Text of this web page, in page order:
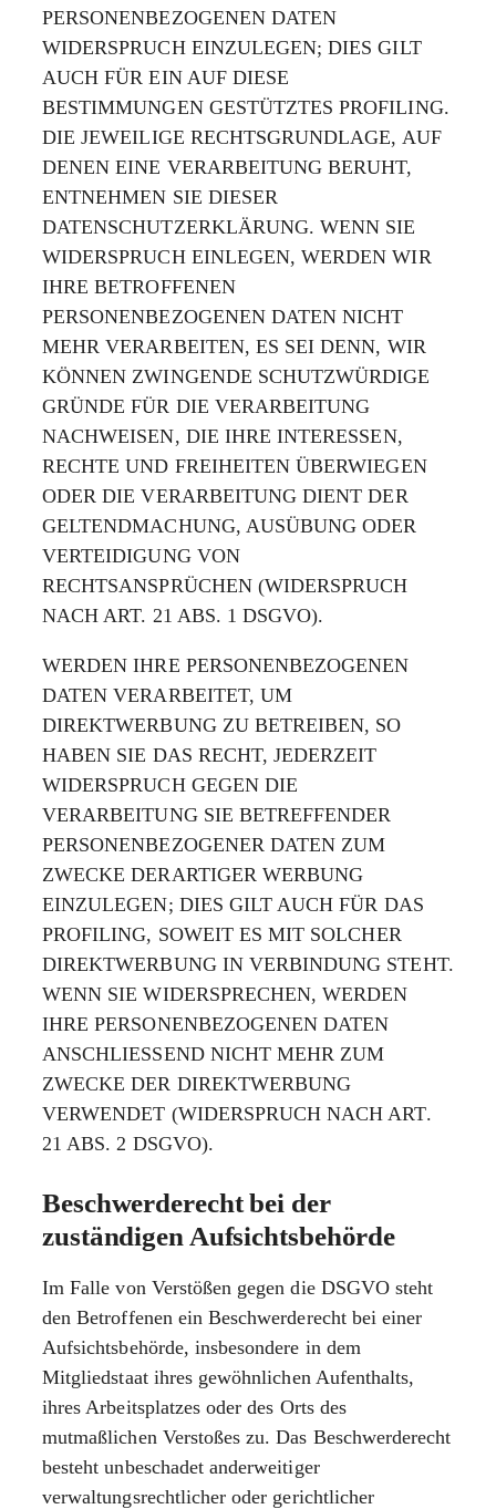
PERSONENBEZOGENEN DATEN
WIDERSPRUCH EINZULEGEN; DIES GILT
AUCH FÜR EIN AUF DIESE
BESTIMMUNGEN GESTÜTZTES PROFILING.
DIE JEWEILIGE RECHTSGRUNDLAGE, AUF
DENEN EINE VERARBEITUNG BERUHT,
ENTNEHMEN SIE DIESER
DATENSCHUTZERKLÄRUNG. WENN SIE
WIDERSPRUCH EINLEGEN, WERDEN WIR
IHRE BETROFFENEN
PERSONENBEZOGENEN DATEN NICHT
MEHR VERARBEITEN, ES SEI DENN, WIR
KÖNNEN ZWINGENDE SCHUTZWÜRDIGE
GRÜNDE FÜR DIE VERARBEITUNG
NACHWEISEN, DIE IHRE INTERESSEN,
RECHTE UND FREIHEITEN ÜBERWIEGEN
ODER DIE VERARBEITUNG DIENT DER
GELTENDMACHUNG, AUSÜBUNG ODER
VERTEIDIGUNG VON
RECHTSANSPRÜCHEN (WIDERSPRUCH
NACH ART. 21 ABS. 1 DSGVO).
WERDEN IHRE PERSONENBEZOGENEN
DATEN VERARBEITET, UM
DIREKTWERBUNG ZU BETREIBEN, SO
HABEN SIE DAS RECHT, JEDERZEIT
WIDERSPRUCH GEGEN DIE
VERARBEITUNG SIE BETREFFENDER
PERSONENBEZOGENER DATEN ZUM
ZWECKE DERARTIGER WERBUNG
EINZULEGEN; DIES GILT AUCH FÜR DAS
PROFILING, SOWEIT ES MIT SOLCHER
DIREKTWERBUNG IN VERBINDUNG STEHT.
WENN SIE WIDERSPRECHEN, WERDEN
IHRE PERSONENBEZOGENEN DATEN
ANSCHLIESSEND NICHT MEHR ZUM
ZWECKE DER DIREKTWERBUNG
VERWENDET (WIDERSPRUCH NACH ART.
21 ABS. 2 DSGVO).
Beschwerde­recht bei der
zuständigen Aufsichts­behörde
Im Falle von Verstößen gegen die DSGVO steht
den Betroffenen ein Beschwerderecht bei einer
Aufsichtsbehörde, insbesondere in dem
Mitgliedstaat ihres gewöhnlichen Aufenthalts,
ihres Arbeitsplatzes oder des Orts des
mutmaßlichen Verstoßes zu. Das Beschwerderecht
besteht unbeschadet anderweitiger
verwaltungsrechtlicher oder gerichtlicher